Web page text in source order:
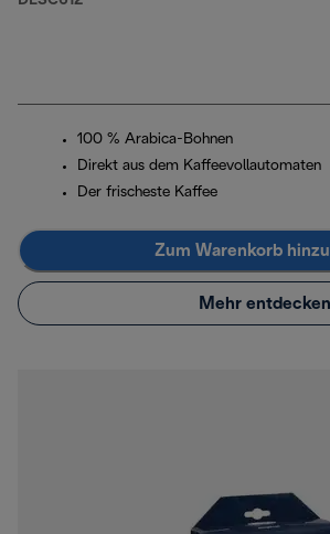
100 % Arabica-Bohnen
Direkt aus dem Kaffeevollautomaten
Der frischeste Kaffee
Zum Warenkorb
Mehr entdecken